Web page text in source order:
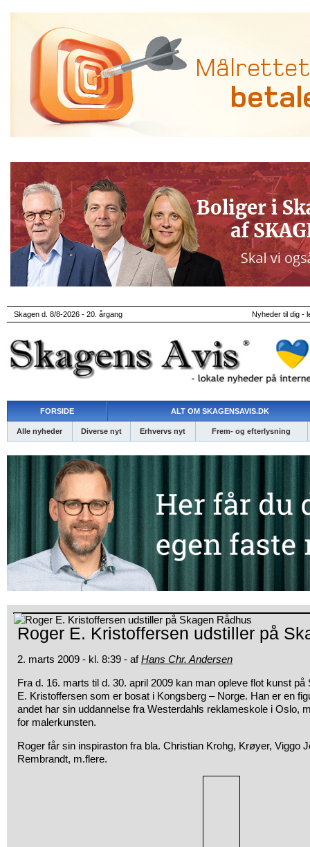
Skagen d. 8/8-2026 - 20. årgang Nyheder til dig -
FORSIDE ALT OM SKAGENSAVIS.DK
Alle nyheder Diverse nyt Erhvervs nyt Frem- og efterlysning
Roger E. Kristoffersen udstiller på
2. marts 2009 - kl. 8:39 - afHans Chr. Andersen
Fra d. 16. marts til d. 30. april 2009 kan man opleve flot kunst
E. Kristoffersen som er bosat i Kongsberg – Norge. Han er en
andet har sin uddannelse fra Westerdahls reklameskole i Oslo,
for malerkunsten.
Roger får sin inspiraston fra bla. Christian Krohg, Krøyer, Viggo
Rembrandt, m.flere.